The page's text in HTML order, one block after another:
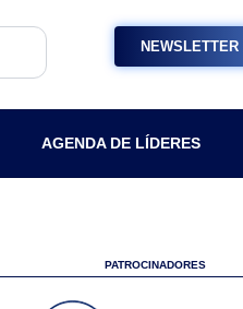
NEWSLETTER
AGENDA DE LÍDERES
PATROCINADORES